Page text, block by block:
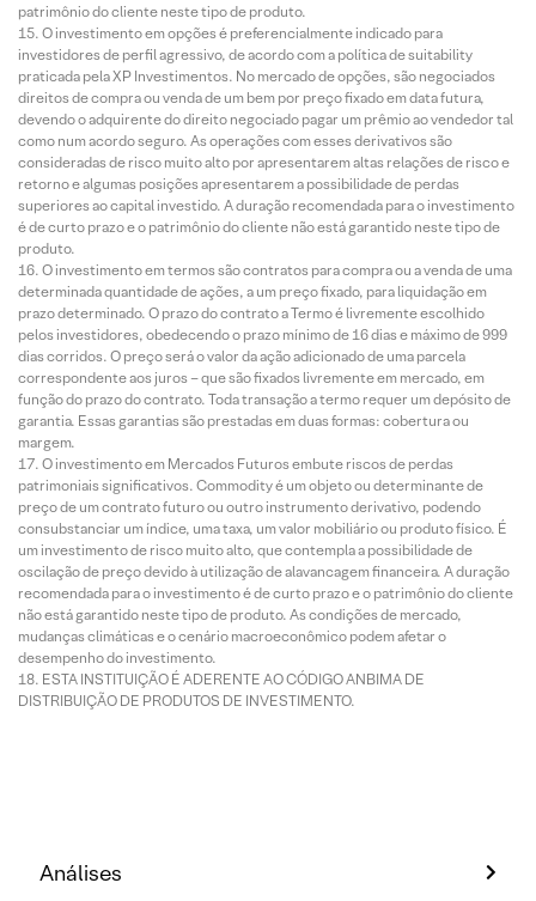
patrimônio do cliente neste tipo de produto.
O investimento em opções é preferencialmente indicado para
investidores de perfil agressivo, de acordo com a política de suitability
praticada pela XP Investimentos. No mercado de opções, são negociados
direitos de compra ou venda de um bem por preço fixado em data futura,
devendo o adquirente do direito negociado pagar um prêmio ao vendedor tal
como num acordo seguro. As operações com esses derivativos são
consideradas de risco muito alto por apresentarem altas relações de risco e
retorno e algumas posições apresentarem a possibilidade de perdas
superiores ao capital investido. A duração recomendada para o investimento
é de curto prazo e o patrimônio do cliente não está garantido neste tipo de
produto.
O investimento em termos são contratos para compra ou a venda de uma
determinada quantidade de ações, a um preço fixado, para liquidação em
prazo determinado. O prazo do contrato a Termo é livremente escolhido
pelos investidores, obedecendo o prazo mínimo de 16 dias e máximo de 999
dias corridos. O preço será o valor da ação adicionado de uma parcela
correspondente aos juros – que são fixados livremente em mercado, em
função do prazo do contrato. Toda transação a termo requer um depósito de
garantia. Essas garantias são prestadas em duas formas: cobertura ou
margem.
O investimento em Mercados Futuros embute riscos de perdas
patrimoniais significativos. Commodity é um objeto ou determinante de
preço de um contrato futuro ou outro instrumento derivativo, podendo
consubstanciar um índice, uma taxa, um valor mobiliário ou produto físico. É
um investimento de risco muito alto, que contempla a possibilidade de
oscilação de preço devido à utilização de alavancagem financeira. A duração
recomendada para o investimento é de curto prazo e o patrimônio do cliente
não está garantido neste tipo de produto. As condições de mercado,
mudanças climáticas e o cenário macroeconômico podem afetar o
desempenho do investimento.
ESTA INSTITUIÇÃO É ADERENTE AO CÓDIGO ANBIMA DE
DISTRIBUIÇÃO DE PRODUTOS DE INVESTIMENTO.
Análises